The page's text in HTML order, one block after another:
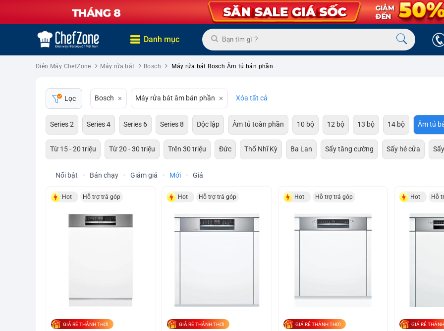
Danh mục
Điện Máy ChefZone Máy rửa bát Bosch Máy rửa bát Bosch Âm tủ bán phần
Lọc Bosch Máy rửa bát âm bán phần Xóa tất cả
Series 2 Series 4 Series 6 Series 8 Độc lập Âm tủ toàn phần 10 bộ 12 bộ 13 bộ 14 bộ Âm tủ
Từ 15 - 20 triệu Từ 20 - 30 triệu Trên 30 triệu Đức Thổ Nhĩ Kỳ Ba Lan Sấy tăng cường Sấy hé cửa
Nổi bật Bán chạy Giảm giá Mới Giá
Hot Hỗ trợ trả góp
GIÁ RẺ THẢNH THƠI
Hot Hỗ trợ trả góp
GIÁ RẺ THẢNH THƠI
Hot Hỗ trợ trả góp
GIÁ RẺ THẢNH THƠI
Hot Hỗ
GIÁ RẺ